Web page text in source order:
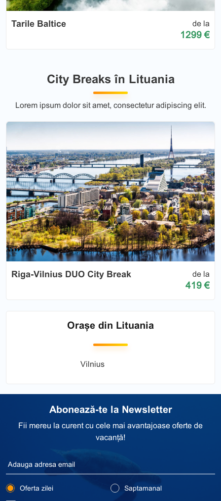
Tarile Baltice de la
1299 €
City Breaks în Lituania
Lorem ipsum dolor sit amet, consectetur adipiscing elit.
Riga-Vilnius DUO City Break de la
419 €
Orașe din Lituania
Vilnius
Abonează-te la Newsletter
Fii mereu la curent cu cele mai avantajoase oferte de
vacanță!
Oferta zilei Saptamanal